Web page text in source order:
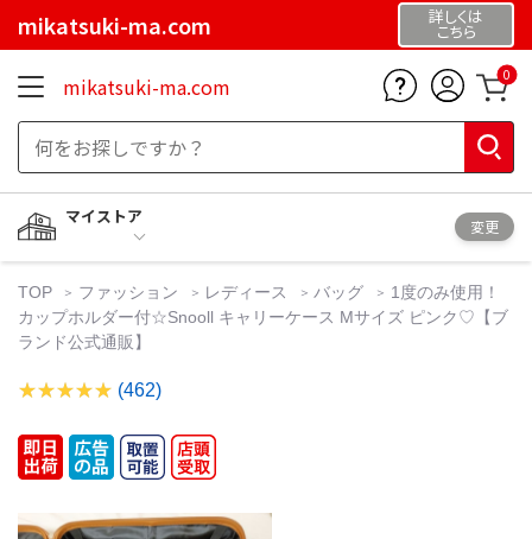
mikatsuki-ma.com 詳しくは
こちら
mikatsuki-ma.com 0
マイストア
変更
TOP ファッション レディース バッグ
1度のみ使用！
カップホルダー付☆Snooll キャリーケース Mサイズ ピンク♡【ブ
ランド公式通販】
(462)